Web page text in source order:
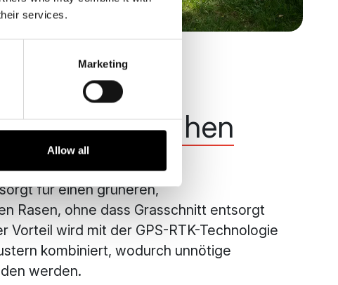
services.
Marketing
Allow all
Mähen
für einen grüneren,
Rasen, ohne dass Grasschnitt entsorgt
Vorteil wird mit der GPS-RTK-Technologie
kombiniert, wodurch unnötige
werden.